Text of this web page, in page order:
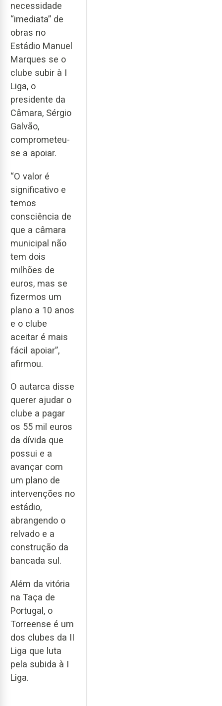
necessidade
“imediata” de
obras no
Estádio Manuel
Marques se o
clube subir à I
Liga, o
presidente da
Câmara, Sérgio
Galvão,
comprometeu-
se a apoiar.
“O valor é
significativo e
temos
consciência de
que a câmara
municipal não
tem dois
milhões de
euros, mas se
fizermos um
plano a 10 anos
e o clube
aceitar é mais
fácil apoiar”,
afirmou.
O autarca disse
querer ajudar o
clube a pagar
os 55 mil euros
da dívida que
possui e a
avançar com
um plano de
intervenções no
estádio,
abrangendo o
relvado e a
construção da
bancada sul.
Além da vitória
na Taça de
Portugal, o
Torreense é um
dos clubes da II
Liga que luta
pela subida à I
Liga.